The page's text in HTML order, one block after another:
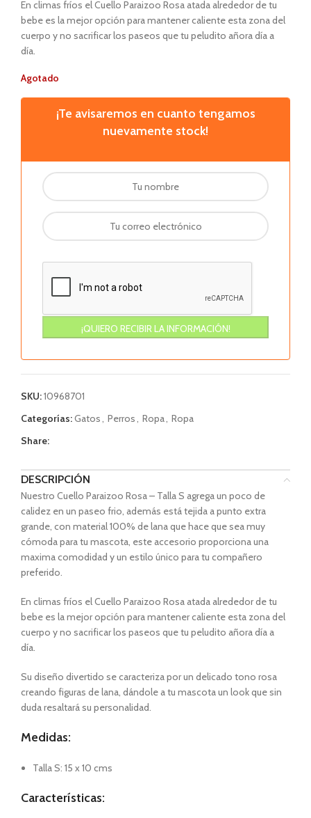
En climas fríos el Cuello Paraizoo Rosa atada alrededor de tu
bebe es la mejor opción para mantener caliente esta zona del
cuerpo y no sacrificar los paseos que tu peludito añora día a
día.
Agotado
¡Te avisaremos en cuanto tengamos
nuevamente stock!
SKU:10968701
Categorías:Gatos, Perros, Ropa, Ropa
Share:
DESCRIPCIÓN
Nuestro Cuello Paraizoo Rosa – Talla S agrega un poco de
calidez en un paseo frio, además está tejida a punto extra
grande, con material 100% de lana que hace que sea muy
cómoda para tu mascota, este accesorio proporciona una
maxima comodidad y un estilo único para tu compañero
preferido.
En climas fríos el Cuello Paraizoo Rosa atada alrededor de tu
bebe es la mejor opción para mantener caliente esta zona del
cuerpo y no sacrificar los paseos que tu peludito añora día a
día.
Su diseño divertido se caracteriza por un delicado tono rosa
creando figuras de lana, dándole a tu mascota un look que sin
duda resaltará su personalidad.
Medidas:
Talla S: 15 x 10 cms
Características: